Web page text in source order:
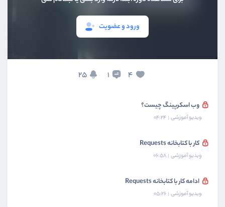
ورود و عضویت
4
1
25 وب اسکرپینگ
وب اسکرپینگ چیست؟
ویدیو آموزشی 04:24
کار با کتابخانه Requests
ویدیو آموزشی 06:58
ادامه کار با کتابخانه Requests
ویدیو آموزشی 05:26